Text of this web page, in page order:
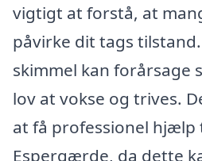
vigtigt at forstå, at
påvirke dit tags
skimmel kan forårsage
lov at vokse og trives.
at få professionel hjælp
Espergærde, da dette